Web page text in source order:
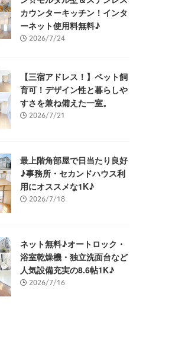
カウンターキッチン！インタ
ーネット使用料無料♪
2026/7/24
【三宿アドレス！】ペット飼
育可！デザイン性と暮らしや
すさを兼ね備えた一室。
2026/7/21
最上階角部屋で日当たり良好
♪事務所・セカンドハウス利
用にオススメな1K♪
2026/7/18
ネット無料♪オートロック・
浴室乾燥機・独立洗面台など
人気設備充実の8.6帖1K♪
2026/7/16